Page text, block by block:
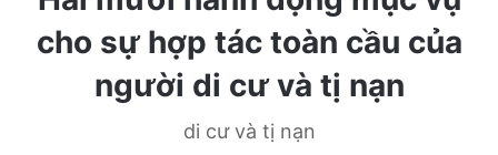
cho sự hợp tác toàn cầu của
người di cư và tị nạn
di cư và tị nạn